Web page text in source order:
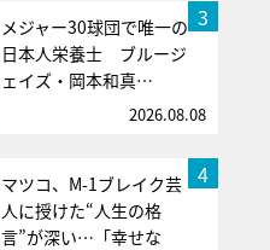
3
メジャー30球団で唯一の
日本人栄養士 ブルージ
ェイズ・岡本和真…
2026.08.08
4
マツコ、M-1ブレイク芸
人に授けた“人生の格
言”が深い…「幸せな